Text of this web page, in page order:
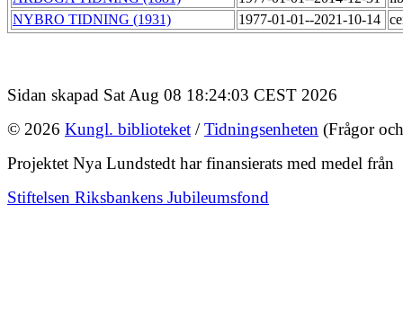
NYBRO TIDNING (1931)
1977-01-01--2021-10-14
Sidan skapad Sat Aug 08 18:24:03 CEST 2026
© 2026 Kungl. biblioteket /Tidningsenheten (Frågor
Projektet Nya Lundstedt har finansierats med medel från
Stiftelsen Riksbankens Jubileumsfond